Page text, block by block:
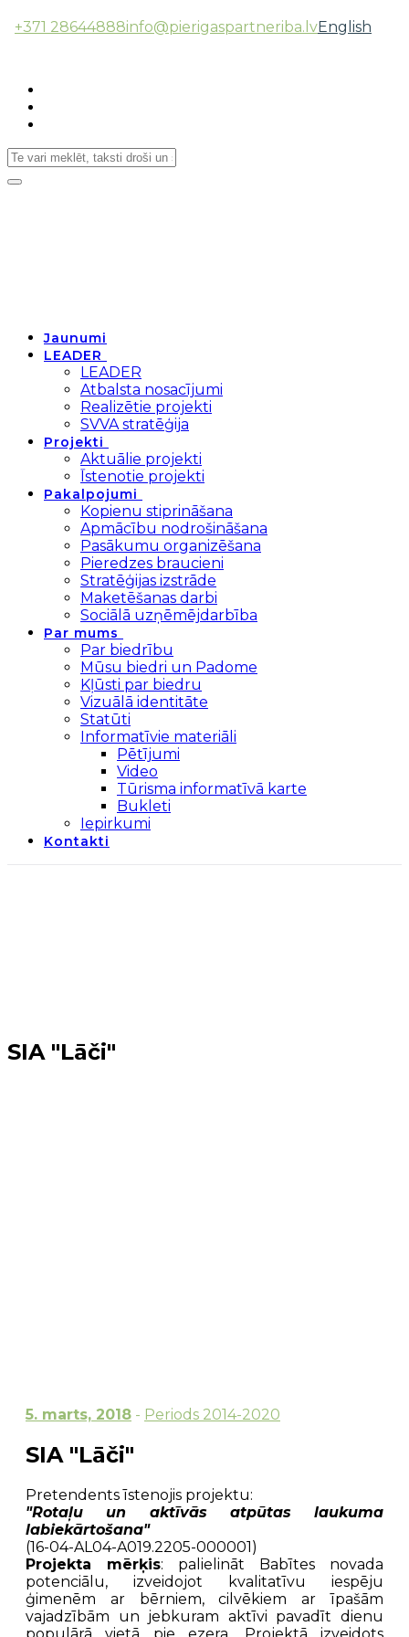
+371 28644888info@pierigaspartneriba.lvEnglish
Toggle
Jaunumi
LEADER
LEADER
Atbalsta nosacījumi
Realizētie projekti
SVVA stratēģija
Projekti
Aktuālie projekti
Īstenotie projekti
Pakalpojumi
Kopienu stiprināšana
Apmācību nodrošināšana
Pasākumu organizēšana
Pieredzes braucieni
Stratēģijas izstrāde
Maketēšanas darbi
Sociālā uzņēmējdarbība
Par mums
Par biedrību
Mūsu biedri un Padome
Kļūsti par biedru
Vizuālā identitāte
Statūti
Informatīvie materiāli
Pētījumi
Video
Tūrisma informatīvā karte
Bukleti
Iepirkumi
Kontakti
SIA "Lāči"
5. marts, 2018 - Periods 2014-2020
SIA "Lāči"
Pretendents īstenojis projektu:
"Rotaļu un aktīvās atpūtas laukuma
labiekārtošana"
(16-04-AL04-A019.2205-000001)
Projekta mērķis: palielināt Babītes novada
potenciālu, izveidojot kvalitatīvu iespēju
ģimenēm ar bērniem, cilvēkiem ar īpašām
vajadzībām un jebkuram aktīvi pavadīt dienu